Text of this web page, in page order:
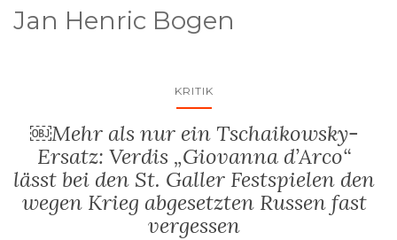
Jan Henric Bogen
KRITIK
￼Mehr als nur ein Tschaikowsky-
Ersatz: Verdis „Giovanna d’Arco“
lässt bei den St. Galler Festspielen den
wegen Krieg abgesetzten Russen fast
vergessen